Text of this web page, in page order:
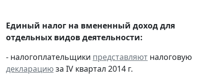
Единый налог на вмененный доход для
отдельных видов деятельности:
- налогоплательщики представляют налоговую
декларациюза IV квартал 2014 г.